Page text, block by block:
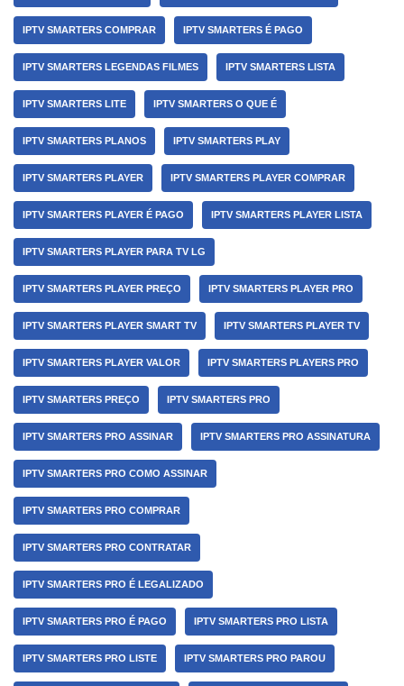
IPTV SMARTERS COMPRAR IPTV SMARTERS É PAGO
IPTV SMARTERS LEGENDAS FILMES IPTV SMARTERS LISTA
IPTV SMARTERS LITE IPTV SMARTERS O QUE É
IPTV SMARTERS PLANOS IPTV SMARTERS PLAY
IPTV SMARTERS PLAYER IPTV SMARTERS PLAYER COMPRAR
IPTV SMARTERS PLAYER É PAGO IPTV SMARTERS PLAYER LISTA
IPTV SMARTERS PLAYER PARA TV LG
IPTV SMARTERS PLAYER PREÇO IPTV SMARTERS PLAYER PRO
IPTV SMARTERS PLAYER SMART TV IPTV SMARTERS PLAYER TV
IPTV SMARTERS PLAYER VALOR IPTV SMARTERS PLAYERS PRO
IPTV SMARTERS PREÇO IPTV SMARTERS PRO
IPTV SMARTERS PRO ASSINAR IPTV SMARTERS PRO ASSINATURA
IPTV SMARTERS PRO COMO ASSINAR
IPTV SMARTERS PRO COMPRAR
IPTV SMARTERS PRO CONTRATAR
IPTV SMARTERS PRO É LEGALIZADO
IPTV SMARTERS PRO É PAGO IPTV SMARTERS PRO LISTA
IPTV SMARTERS PRO LISTE IPTV SMARTERS PRO PAROU